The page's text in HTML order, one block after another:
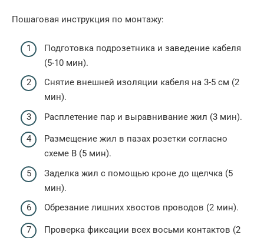
Пошаговая инструкция по монтажу:
Подготовка подрозетника и заведение кабеля
(5-10 мин).
Снятие внешней изоляции кабеля на 3-5 см (2
мин).
Расплетение пар и выравнивание жил (3 мин).
Размещение жил в пазах розетки согласно
схеме B (5 мин).
Заделка жил с помощью кроне до щелчка (5
мин).
Обрезание лишних хвостов проводов (2 мин).
Проверка фиксации всех восьми контактов (2